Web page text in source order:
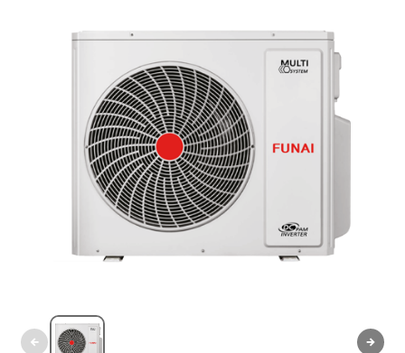
← →